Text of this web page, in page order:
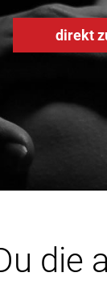
direkt
die